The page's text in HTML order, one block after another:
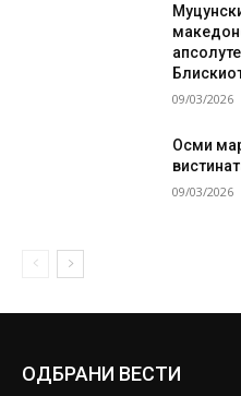
09/03/2026
Осми
09/03/2026
ОДБРАНИ ВЕСТИ